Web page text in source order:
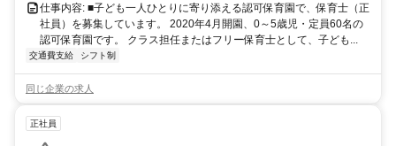
仕事内容: ■子ども一人ひとりに寄り添える認可保育園で、保育士（正
社員）を募集しています。 2020年4月開園、0～5歳児・定員60名の
認可保育園です。 クラス担任またはフリー保育士として、子ども...
交通費支給 シフト制
同じ企業の求人
正社員